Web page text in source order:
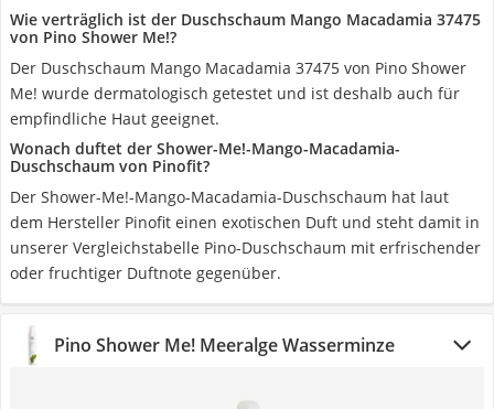
Wie verträglich ist der Duschschaum Mango Macadamia 37475
von Pino Shower Me!?
Der Duschschaum Mango Macadamia 37475 von Pino Shower
Me! wurde dermatologisch getestet und ist deshalb auch für
empfindliche Haut geeignet.
Wonach duftet der Shower-Me!-Mango-Macadamia-
Duschschaum von Pinofit?
Der Shower-Me!-Mango-Macadamia-Duschschaum hat laut
dem Hersteller Pinofit einen exotischen Duft und steht damit in
unserer Vergleichstabelle Pino-Duschschaum mit erfrischender
oder fruchtiger Duftnote gegenüber.
Pino Shower Me! Meeralge Wasserminze